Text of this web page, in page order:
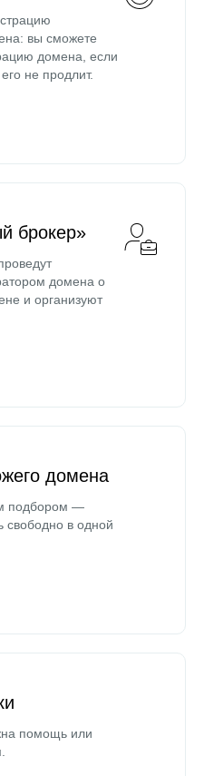
вы сможете
домена, если
не продлит.
брокер»
домена о
и организуют
домена
подбором —
свободно в одной
помощь или